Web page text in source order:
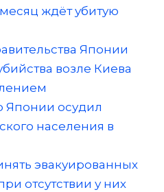
ждёт убитую
Японии
возле Киева
осудил
населения в
эвакуированных
отсутствии у них